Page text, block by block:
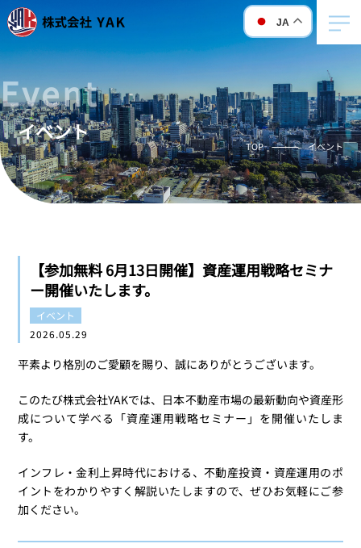
event
イベント
TOP イベント
【参加無料 6月13日開催】資産運用戦略セミナ
ー開催いたします。
イベント
2026.05.29
平素より格別のご愛顧を賜り、誠にありがとうございます。
このたび株式会社YAKでは、日本不動産市場の最新動向や資産形
成について学べる「資産運用戦略セミナー」を開催いたしま
す。
インフレ・金利上昇時代における、不動産投資・資産運用のポ
イントをわかりやすく解説いたしますので、ぜひお気軽にご参
加ください。
JA